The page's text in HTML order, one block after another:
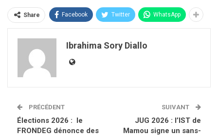
Share Facebook Twitter WhatsApp
Ibrahima Sory Diallo
PRÉCÉDENT
Élections 2026 : le
FRONDEG dénonce des
SUIVANT
JUG 2026 : l’IST de
Mamou signe un sans-